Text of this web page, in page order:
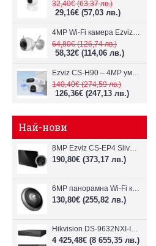
32,40€(63,37 лв.)
29,16€ (57,03 лв.)
4MP Wi-Fi камерa Ezviz CS-H3c с микрофон и говорител
64,80€(126,74 лв.)
58,32€ (114,06 лв.)
Ezviz CS-H90 – 4MP умна Wi-Fi камера, два обектива и цветен нощен
140,40€(274,59 лв.)
126,36€ (247,13 лв.)
Най-нови
8MP Ezviz CS-EP4 Sliver Wi-Fi видеодомофон
190,80€ (373,17 лв.)
6MP панорамна Wi-Fi камерa Ezviz CS-E4p
130,80€ (255,82 лв.)
Hikvision DS-9632NXI-I8/VPro – 32-канален NVR с интелигентен AI анализ
4 425,48€ (8 655,35 лв.)